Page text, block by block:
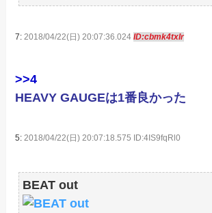
7: 2018/04/22(日) 20:07:36.024ID:cbmk4txIr
>>4
HEAVY GAUGEは1番良かった
5:2018/04/22(日) 20:07:18.575 ID:4IS9fqRl0
BEAT out